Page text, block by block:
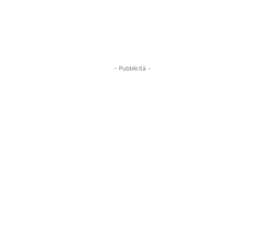
- Pubblicità -